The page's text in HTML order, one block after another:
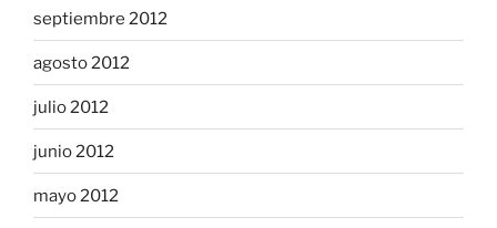
septiembre 2012
agosto 2012
julio 2012
junio 2012
mayo 2012